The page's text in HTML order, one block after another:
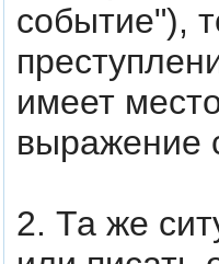
событие"),
имеет
выражение
2. Та же